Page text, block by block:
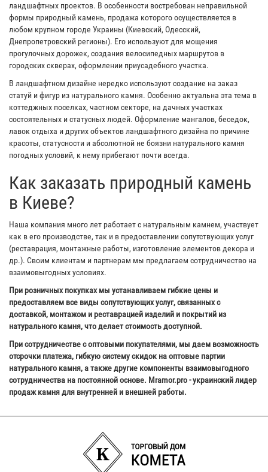
ландшафтных проектов. В особенности востребован неправильной
формы природный камень, продажа которого осуществляется в
любом крупном городе Украины (Киевский, Одесский,
Днепропетровский регионы). Его используют для мощения
прогулочных дорожек, создания велосипедных маршрутов в
городских скверах, оформлении приусадебного участка.
В ландшафтном дизайне нередко используют создание на заказ
статуй и фигур из натурального камня. Особенно актуальна эта тема в
коттеджных поселках, частном секторе, на дачных участках
состоятельных и статусных людей. Оформление мангалов, беседок,
лавок отдыха и других объектов ландшафтного дизайна по причине
красоты, статусности и абсолютной не боязни натурального камня
погодных условий, к нему прибегают почти всегда.
Как заказать природный камень
в Киеве?
Наша компания много лет работает с натуральным камнем, участвует
как в его производстве, так и в предоставлении сопутствующих услуг
(реставрация, монтажные работы, изготовление элементов декора и
др.). Своим клиентам и партнерам мы предлагаем сотрудничество на
взаимовыгодных условиях.
При розничных покупках мы устанавливаем гибкие цены и
предоставляем все виды сопутствующих услуг, связанных с
доставкой, монтажом и реставрацией изделий и покрытий из
натурального камня, что делает стоимость доступной.
При сотрудничестве с оптовыми покупателями, мы даем возможность
отсрочки платежа, гибкую систему скидок на оптовые партии
натурального камня, а также другие компоненты взаимовыгодного
сотрудничества на постоянной основе. Mramor.pro - украинский лидер
продаж камня для внутренней и внешней работы.